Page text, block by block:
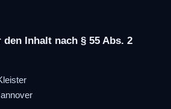
Inhalt nach § 55 Abs. 2